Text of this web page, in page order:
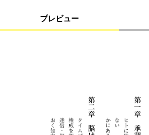
プレビュー